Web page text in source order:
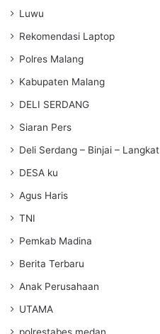
Luwu
Rekomendasi Laptop
Polres Malang
Kabupaten Malang
DELI SERDANG
Siaran Pers
Deli Serdang – Binjai – Langkat
DESA ku
Agus Haris
TNI
Pemkab Madina
Berita Terbaru
Anak Perusahaan
UTAMA